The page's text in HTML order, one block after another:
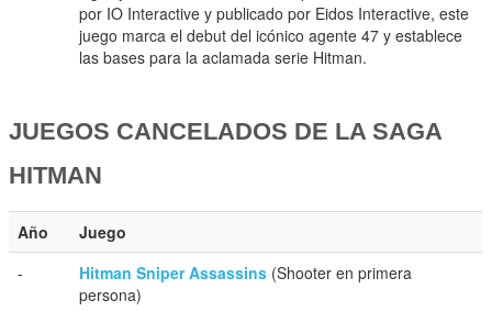
por IO Interactive y publicado por Eidos Interactive, este
juego marca el debut del icónico agente 47 y establece
las bases para la aclamada serie Hitman.
JUEGOS CANCELADOS DE LA SAGA
HITMAN
Año
Juego
-
Hitman Sniper Assassins (Shooter en primera
persona)